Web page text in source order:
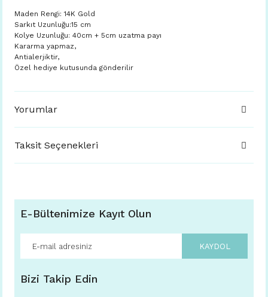
Maden Rengi: 14K Gold
Sarkıt Uzunluğu:15 cm
Kolye Uzunluğu: 40cm + 5cm uzatma payı
Kararma yapmaz,
Antialerjiktir,
Özel hediye kutusunda gönderilir
Yorumlar
Taksit Seçenekleri
E-Bültenimize Kayıt Olun
KAYDOL
Bizi Takip Edin